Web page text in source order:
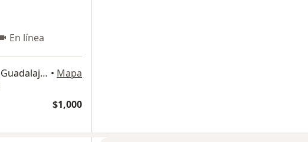
En línea
Calle Gral. Eulogio Parra 2419, Guadalajara • Mapa
$1,000